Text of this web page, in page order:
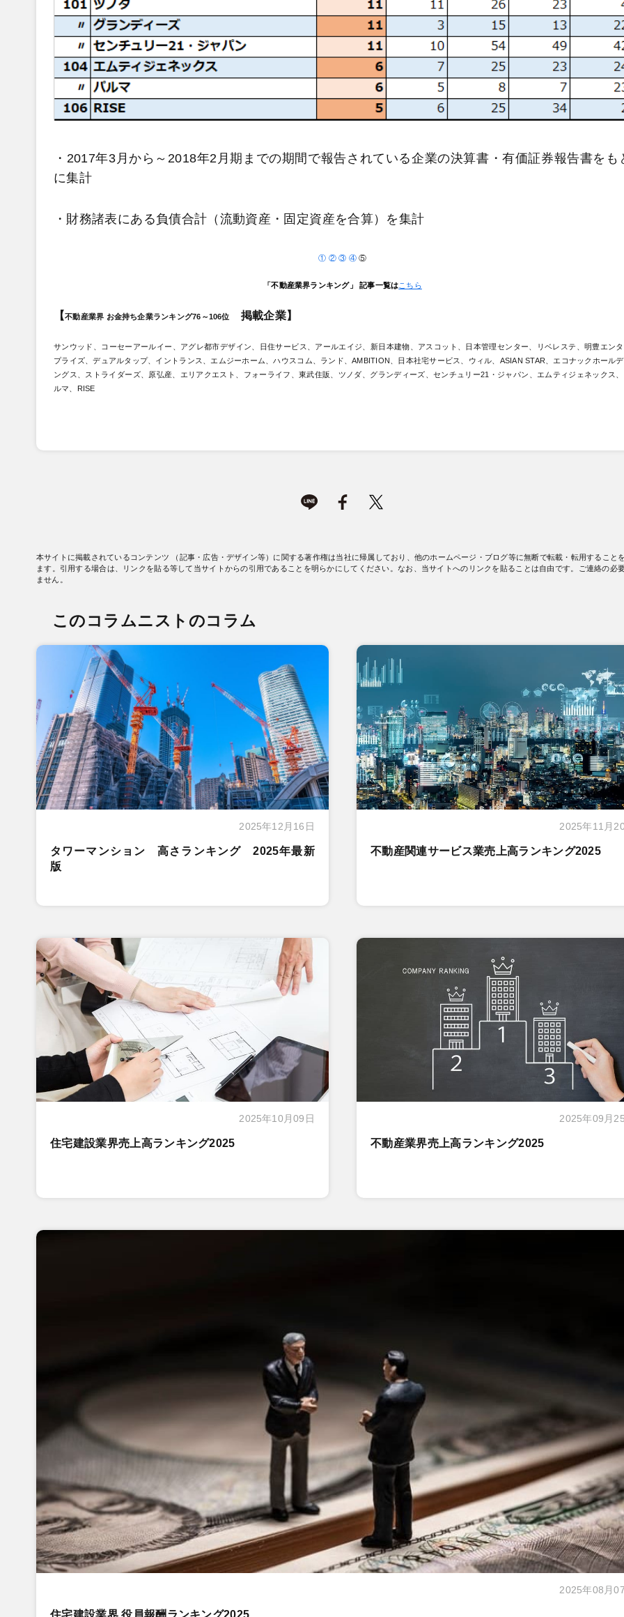
・2017年3月から～2018年2月期までの期間で報告されている企業の決算書・有価証券報告書をも
に集計
・財務諸表にある負債合計（流動資産・固定資産を合算）を集計
① ② ③ ④ ⑤
「不動産業界ランキング」 記事一覧はこちら
【不動産業界 お金持ち企業ランキング76～106位 掲載企業】
サンウッド、コーセーアールイー、アグレ都市デザイン、日住サービス、アールエイジ、新日本建物、アスコット、日本管理センター、リベレステ、明豊エン
プライズ、デュアルタップ、イントランス、エムジーホーム、ハウスコム、ランド、AMBITION、日本社宅サービス、ウィル、ASIAN STAR、エコナックホール
ングス、ストライダーズ、原弘産、エリアクエスト、フォーライフ、東武住販、ツノダ、グランディーズ、センチュリー21・ジャパン、エムティジェネックス
ルマ、RISE
本サイトに掲載されているコンテンツ （記事・広告・デザイン等）に関する著作権は当社に帰属しており、他のホームページ・ブログ等に無断で転載・転用すること
ます。引用する場合は、リンクを貼る等して当サイトからの引用であることを明らかにしてください。なお、当サイトへのリンクを貼ることは自由です。ご連絡の必
ません。
このコラムニストのコラム
2025年12月16日
タワーマンション 高さランキング 2025年最新
版
2025年11月
不動産関連サービス業売上高ランキング2025
2025年10月09日
住宅建設業界売上高ランキング2025
2025年09月
不動産業界売上高ランキング2025
2025年08月